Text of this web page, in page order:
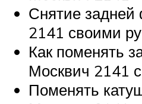
Снятие
2141 своими
Как поменять
Москвич 2141
Поменять